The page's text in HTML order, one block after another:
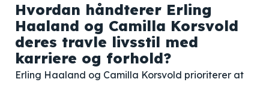
Hvordan håndterer Erling
Haaland og Camilla Korsvold
deres travle livsstil med
karriere og forhold?
Erling Haaland og Camilla Korsvold prioriterer at